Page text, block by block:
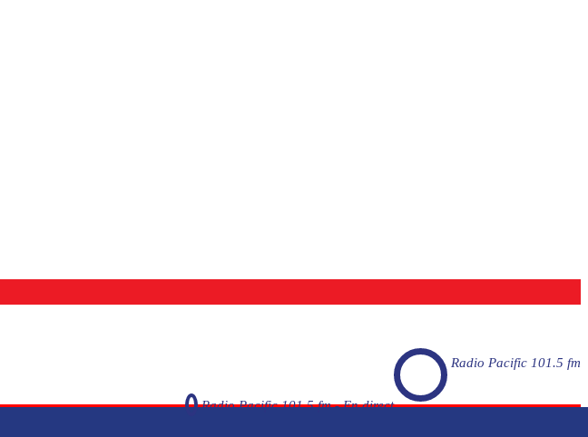
Radio Pacific 101.5 fm
Radio Pacific 101.5 fm - En direct